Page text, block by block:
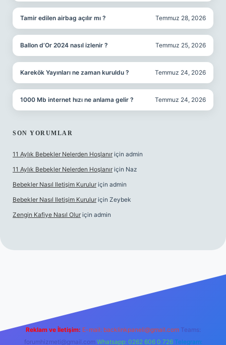
Tamir edilen airbag açılır mı ? Temmuz 28, 2026
Ballon d’Or 2024 nasıl izlenir ? Temmuz 25, 2026
Karekök Yayınları ne zaman kuruldu ? Temmuz 24, 2026
1000 Mb internet hızı ne anlama gelir ? Temmuz 24, 2026
SON YORUMLAR
11 Aylık Bebekler Nelerden Hoşlanır için admin
11 Aylık Bebekler Nelerden Hoşlanır için Naz
Bebekler Nasıl Iletişim Kurulur için admin
Bebekler Nasıl Iletişim Kurulur için Zeybek
Zengin Kafiye Nasıl Olur için admin
Reklam ve İletişim: E-mail: backlinkpaneli@gmail.com Teams:
forumhizmeti@gmail.com Whatsapp: 0262 606 0 726 Telegram: